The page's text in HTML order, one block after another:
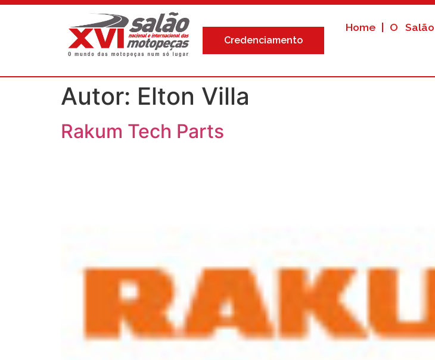
Credenciamento
Home O Salão
Autor: Elton Villa
Rakum Tech Parts